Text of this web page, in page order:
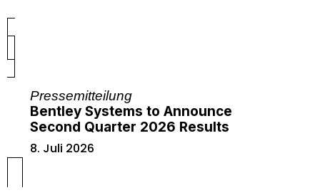
Pressemitteilung
Bentley Systems to Announce
Second Quarter 2026 Results
8. Juli 2026